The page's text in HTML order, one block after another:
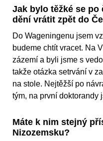
Jak bylo těžké se
dění vrátit zpět do
Do Wageningenu jsem
budeme chtít vracet. Na
zázemí a byli jsme s
takže otázka setrvání v
na stole. Nejtěžší po
tým, na první doktorandy
Máte k nim stejný
Nizozemsku?